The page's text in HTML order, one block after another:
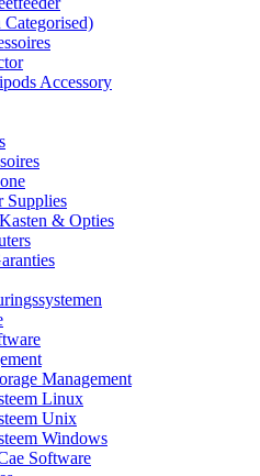
Categorised)
Accessory
Supplies
& Opties
Management
Linux
Unix
Windows
Software